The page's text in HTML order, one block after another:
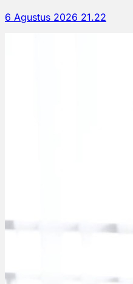
6 Agustus 2026 21.22